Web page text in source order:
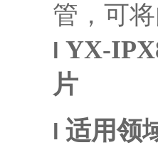
管， 可
YX-
片
适用领